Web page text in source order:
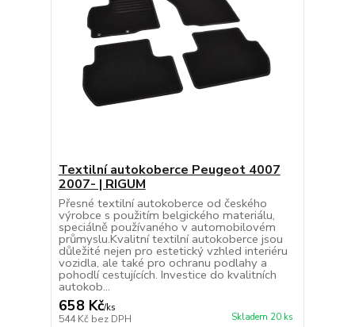
Textilní autokoberce Peugeot 4007
2007- | RIGUM
Přesné textilní autokoberce od českého
výrobce s použitím belgického materiálu,
speciálně používaného v automobilovém
průmyslu.Kvalitní textilní autokoberce jsou
důležité nejen pro estetický vzhled interiéru
vozidla, ale také pro ochranu podlahy a
pohodlí cestujících. Investice do kvalitních
autokob...
658 Kč/ks
544 Kč bez DPH Skladem 20 ks